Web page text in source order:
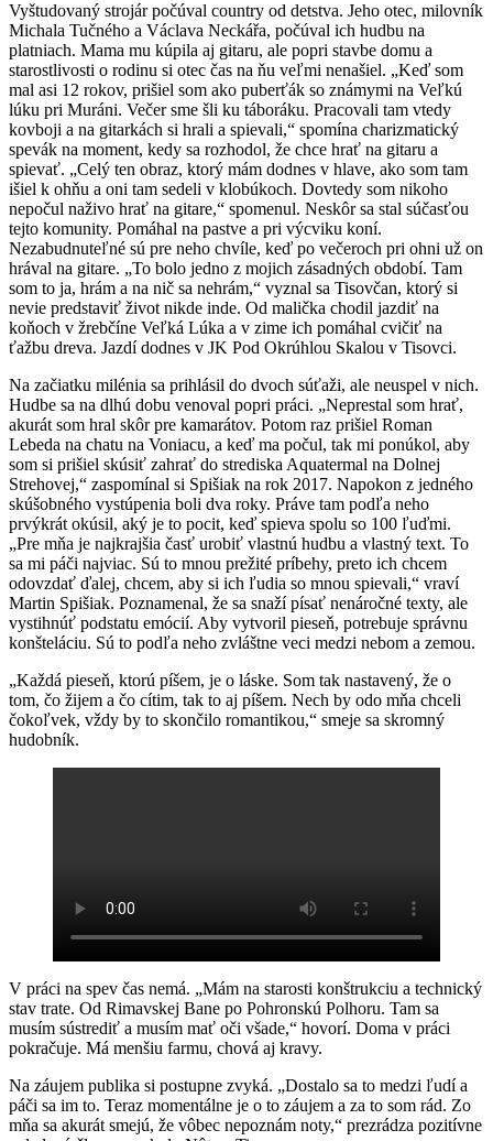
Vyštudovaný strojár počúval country od detstva. Jeho otec, milovník
Michala Tučného a Václava Neckářa, počúval ich hudbu na
platniach. Mama mu kúpila aj gitaru, ale popri stavbe domu a
starostlivosti o rodinu si otec čas na ňu veľmi nenašiel. „Keď som
mal asi 12 rokov, prišiel som ako puberťák so známymi na Veľkú
lúku pri Muráni. Večer sme šli ku táboráku. Pracovali tam vtedy
kovboji a na gitarkách si hrali a spievali,“ spomína charizmatický
spevák na moment, kedy sa rozhodol, že chce hrať na gitaru a
spievať. „Celý ten obraz, ktorý mám dodnes v hlave, ako som tam
išiel k ohňu a oni tam sedeli v klobúkoch. Dovtedy som nikoho
nepočul naživo hrať na gitare,“ spomenul. Neskôr sa stal súčasťou
tejto komunity. Pomáhal na pastve a pri výcviku koní.
Nezabudnuteľné sú pre neho chvíle, keď po večeroch pri ohni už on
hrával na gitare. „To bolo jedno z mojich zásadných období. Tam
som to ja, hrám a na nič sa nehrám,“ vyznal sa Tisovčan, ktorý si
nevie predstaviť život nikde inde. Od malička chodil jazdiť na
koňoch v žrebčíne Veľká Lúka a v zime ich pomáhal cvičiť na
ťažbu dreva. Jazdí dodnes v JK Pod Okrúhlou Skalou v Tisovci.
Na začiatku milénia sa prihlásil do dvoch súťaži, ale neuspel v nich.
Hudbe sa na dlhú dobu venoval popri práci. „Neprestal som hrať,
akurát som hral skôr pre kamarátov. Potom raz prišiel Roman
Lebeda na chatu na Voniacu, a keď ma počul, tak mi ponúkol, aby
som si prišiel skúsiť zahrať do strediska Aquatermal na Dolnej
Strehovej,“ zaspomínal si Spišiak na rok 2017. Napokon z jedného
skúšobného vystúpenia boli dva roky. Práve tam podľa neho
prvýkrát okúsil, aký je to pocit, keď spieva spolu so 100 ľuďmi.
„Pre mňa je najkrajšia časť urobiť vlastnú hudbu a vlastný text. To
sa mi páči najviac. Sú to mnou prežité príbehy, preto ich chcem
odovzdať ďalej, chcem, aby si ich ľudia so mnou spievali,“ vraví
Martin Spišiak. Poznamenal, že sa snaží písať nenáročné texty, ale
vystihnúť podstatu emócií. Aby vytvoril pieseň, potrebuje správnu
konšteláciu. Sú to podľa neho zvláštne veci medzi nebom a zemou.
„Každá pieseň, ktorú píšem, je o láske. Som tak nastavený, že o
tom, čo žijem a čo cítim, tak to aj píšem. Nech by odo mňa chceli
čokoľvek, vždy by to skončilo romantikou,“ smeje sa skromný
hudobník.
V práci na spev čas nemá. „Mám na starosti konštrukciu a technický
stav trate. Od Rimavskej Bane po Pohronskú Polhoru. Tam sa
musím sústrediť a musím mať oči všade,“ hovorí. Doma v práci
pokračuje. Má menšiu farmu, chová aj kravy.
Na záujem publika si postupne zvyká. „Dostalo sa to medzi ľudí a
páči sa im to. Teraz momentálne je o to záujem a za to som rád. Zo
mňa sa akurát smejú, že vôbec nepoznám noty,“ prezrádza pozitívne